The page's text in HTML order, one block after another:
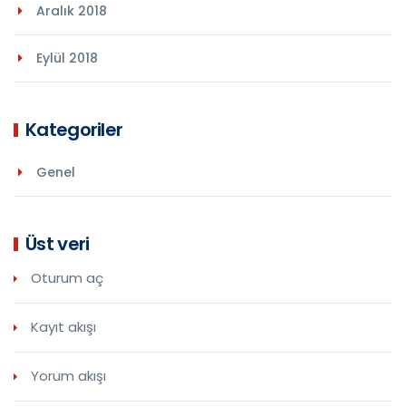
Aralık 2018
Eylül 2018
Kategoriler
Genel
Üst veri
Oturum aç
Kayıt akışı
Yorum akışı